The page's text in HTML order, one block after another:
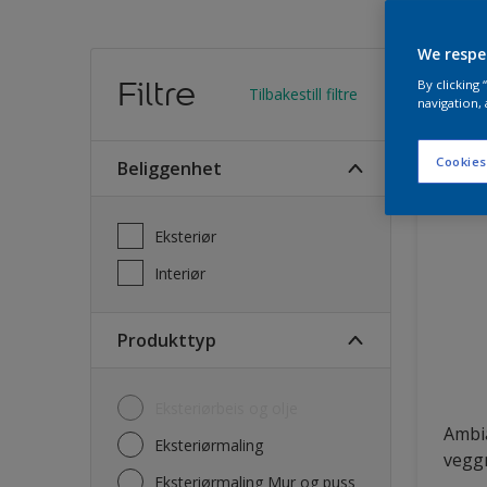
Filtre Tilbakestill filtre
Beliggenhet
Eksteriør
Interiør
Produkttyp
Eksteriørmaling
Eksteriørmaling Mur og puss
We
By clicking
navigation,